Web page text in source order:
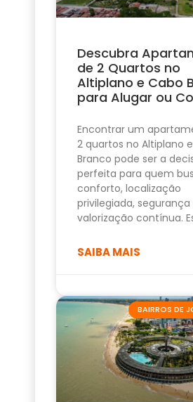
Descubra
de 2 Quartos no
Altiplano e Cabo
para Alugar ou
Encontrar um
2 quartos no Altiplano
Branco pode ser a
perfeita para quem
conforto, localização
privilegiada, segurança
valorização contínua.
SAIBA MAIS
BAIRROS DE